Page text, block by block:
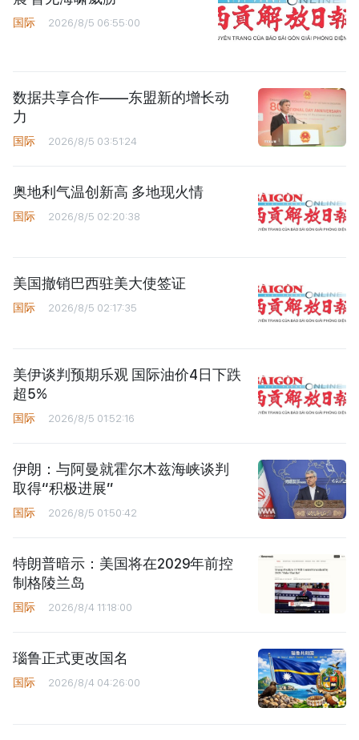
国际 2026/8/5 06:55:00
数据共享合作——东盟新的增长动
力
国际 2026/8/5 03:51:24
奥地利气温创新高 多地现火情
国际 2026/8/5 02:20:38
美国撤销巴西驻美大使签证
国际 2026/8/5 02:17:35
美伊谈判预期乐观 国际油价4日下跌
超5%
国际 2026/8/5 01:52:16
伊朗：与阿曼就霍尔木兹海峡谈判
取得“积极进展”
国际 2026/8/5 01:50:42
特朗普暗示：美国将在2029年前控
制格陵兰岛
国际 2026/8/4 11:18:00
瑙鲁正式更改国名
国际 2026/8/4 04:26:00